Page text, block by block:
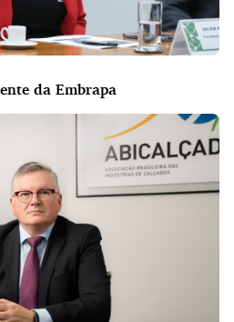
da Embrapa